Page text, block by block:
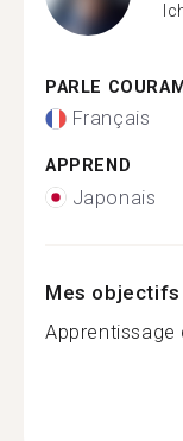
PARLE
Français
APPREND
Japonais
Mes
Apprentissage